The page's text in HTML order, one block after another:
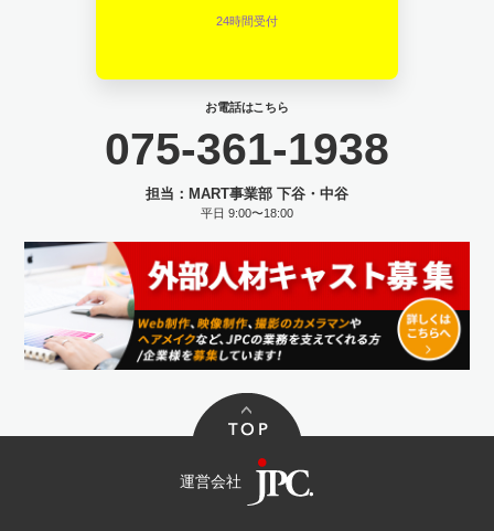
24時間受付
お電話はこちら
075-361-1938
担当：MART事業部 下谷・中谷
平日 9:00〜18:00
運営会社